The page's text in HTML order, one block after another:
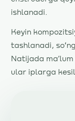
ishlanadi.
Keyin
tashlanadi,
Natijada
ular iplarga